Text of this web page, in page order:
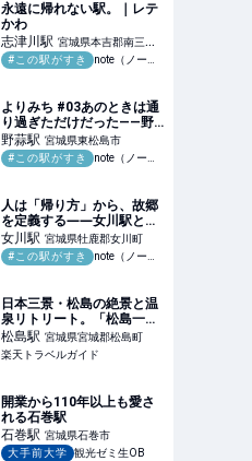
永遠に帰れない駅。｜レテ
かわ
志津川駅 宮城県本吉郡南三陸
町#この駅がすき note（ノート）
よりみち #03あのときは通
り過ぎただけだった——野
蒜駅、震災の記憶｜コスモ
ス
野蒜駅 宮城県東松島市
#この駅がすき
note（ノート）
人は「帰り方」から、故郷
を定義する――女川駅とい
う、わたしの人生の目次｜
玉兎(gyokuto15)
女川駅 宮城県牡鹿郡女川町
#この駅がすき
note（ノート）
日本三景・松島の絶景と温
泉リトリート。「松島一の
坊」で楽しむ上質オールイ
ンクルーシブステイ 【楽天
トラベル】
松島駅 宮城県宮城郡松島町
楽天トラベルガイド
開業から110年以上も愛さ
れる石巻駅
石巻駅 宮城県石巻市
大手前大学
観光ゼミ生OB